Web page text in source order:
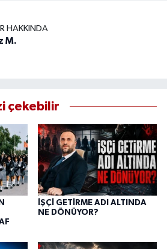
HAKKINDA
M.
çekebilir
İŞÇİ GETİRME ADI ALTINDA
NE DÖNÜYOR?